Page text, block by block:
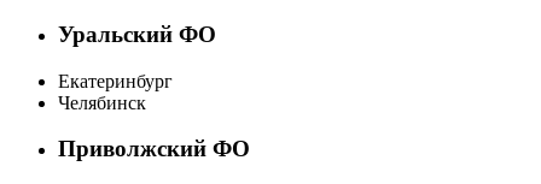
Уральский ФО
Екатеринбург
Челябинск
Приволжский ФО